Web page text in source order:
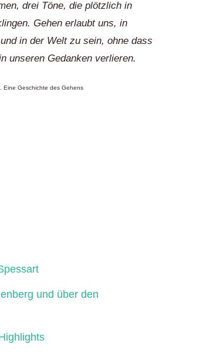
drei Töne, die plötzlich in
Gehen erlaubt uns, in
in der Welt zu sein, ohne dass
unseren Gedanken verlieren.
Eine Geschichte des Gehens
und über den